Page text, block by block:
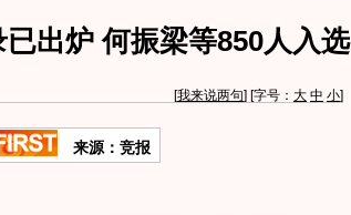
出炉 何振梁等850人入选
[我来说两句] [字号： 大 中 小]
来源：竞报